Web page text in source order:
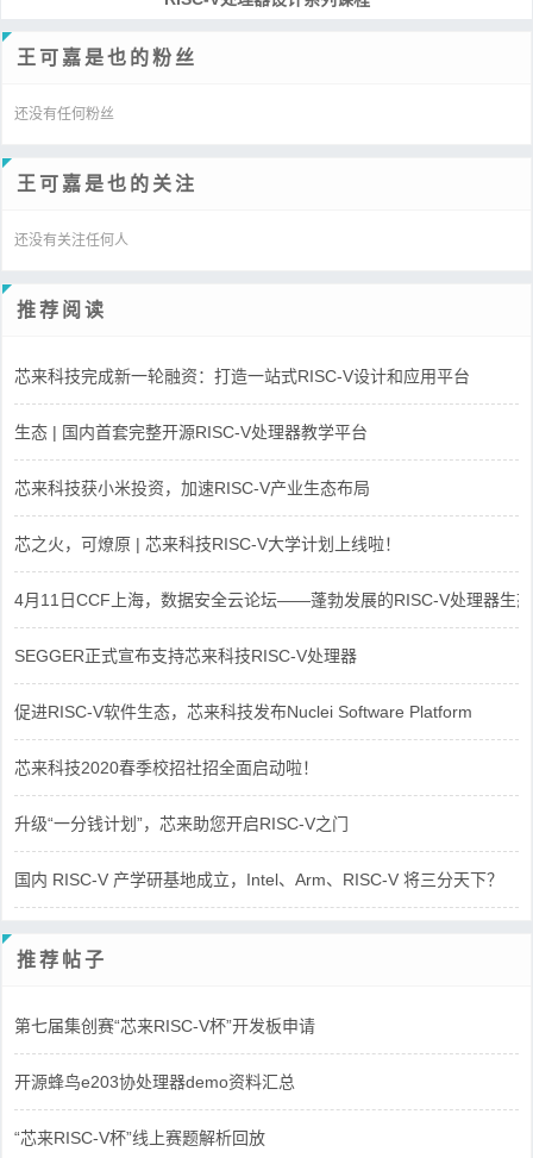
王可嘉是也的粉丝
还没有任何粉丝
王可嘉是也的关注
还没有关注任何人
推荐阅读
芯来科技完成新一轮融资：打造一站式RISC-V设计和应用平台
生态 | 国内首套完整开源RISC-V处理器教学平台
芯来科技获小米投资，加速RISC-V产业生态布局
芯之火，可燎原 | 芯来科技RISC-V大学计划上线啦！
4月11日CCF上海，数据安全云论坛——蓬勃发展的RISC-V处理器生态
SEGGER正式宣布支持芯来科技RISC-V处理器
促进RISC-V软件生态，芯来科技发布Nuclei Software Platform
芯来科技2020春季校招社招全面启动啦！
升级“一分钱计划”，芯来助您开启RISC-V之门
国内 RISC-V 产学研基地成立，Intel、Arm、RISC-V 将三分天下？
推荐帖子
第七届集创赛“芯来RISC-V杯”开发板申请
开源蜂鸟e203协处理器demo资料汇总
“芯来RISC-V杯”线上赛题解析回放